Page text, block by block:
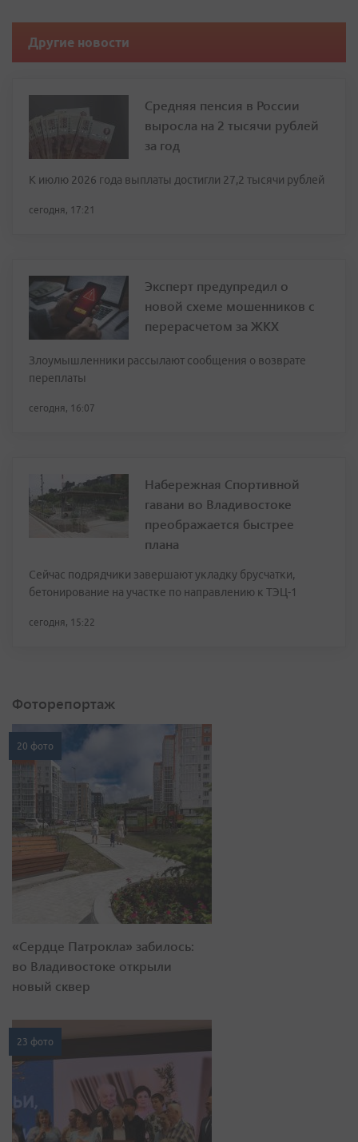
Другие новости
Средняя пенсия в России
выросла на 2 тысячи рублей
за год
К июлю 2026 года выплаты достигли 27,2 тысячи рублей
сегодня, 17:21
Эксперт предупредил о
новой схеме мошенников с
перерасчетом за ЖКХ
Злоумышленники рассылают сообщения о возврате
переплаты
сегодня, 16:07
Набережная Спортивной
гавани во Владивостоке
преображается быстрее
плана
Сейчас подрядчики завершают укладку брусчатки,
бетонирование на участке по направлению к ТЭЦ-1
сегодня, 15:22
Фоторепортаж
20 фото
«Сердце Патрокла» забилось:
во Владивостоке открыли
новый сквер
23 фото